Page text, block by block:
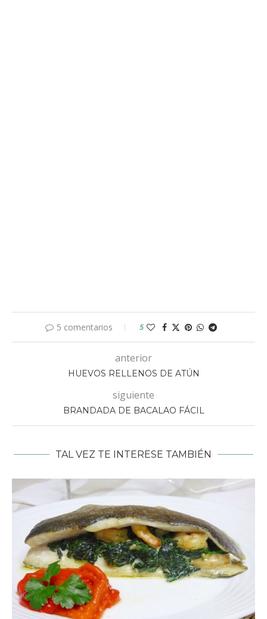
5 comentarios 5
anterior
HUEVOS RELLENOS DE ATÚN
siguiente
BRANDADA DE BACALAO FÁCIL
TAL VEZ TE INTERESE TAMBIÉN